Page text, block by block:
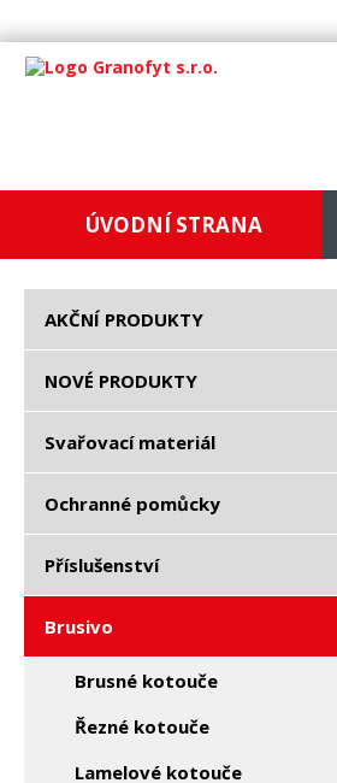
ÚVODNÍ STRANA
AKČNÍ PRODUKTY
NOVÉ PRODUKTY
Svařovací materiál
Ochranné pomůcky
Příslušenství
Brusivo
Brusné kotouče
Řezné kotouče
Lamelové kotouče